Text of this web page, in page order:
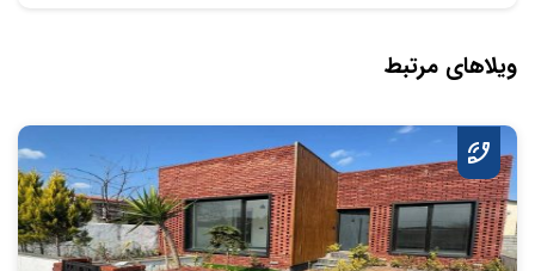
ویلاهای مرتبط